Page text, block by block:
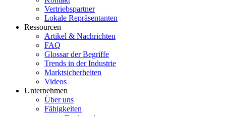
Vertriebspartner
Lokale Repräsentanten
Ressourcen
Artikel & Nachrichten
FAQ
Glossar der Begriffe
Trends in der Industrie
Marktsicherheiten
Videos
Unternehmen
Über uns
Fähigkeiten